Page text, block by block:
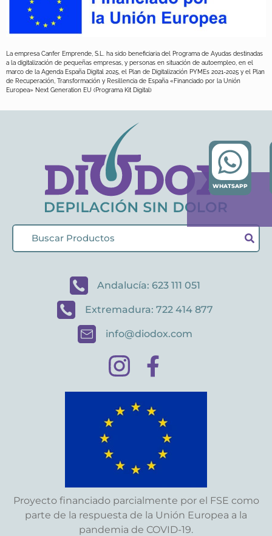
WHATSAPP
La empresa Canfer Emprende, S.L. ha sido beneficiaria del Programa de Ayudas destinadas
a la digitalización de pequeñas empresas, y personas en situación de autoempleo, en el
marco de la Agenda España Digital 2025, el Plan de Digitalización PYMEs 2021-2025 y el Plan
de Recuperación, Transformación y Resillencia de España «Financiado por la Unión
Europea» Next Generation EU (Programa Kit Digital)
Andalucía: 623 111 051
Extremadura: 722 414 877
info@diodox.com
Proyecto financiado parcialmente por el FSE como
parte de la respuesta de la Unión Europea a la
pandemia de COVID-19.